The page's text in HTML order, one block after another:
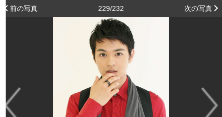
前の写真 229/232 次の写真